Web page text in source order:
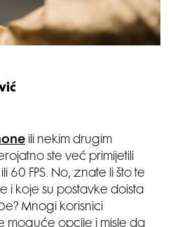
ili nekim drugim
ste već primijetili
60 FPS. No, znate li što te
koje su postavke doista
Mnogi korisnici
moguće opcije i misle da